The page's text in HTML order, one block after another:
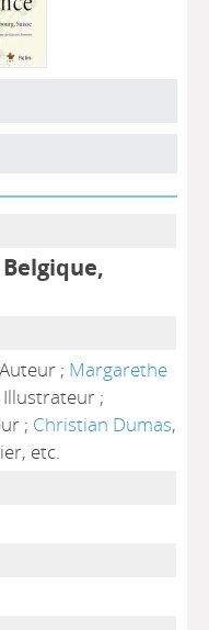
; Margarethe
Illustrateur ;
; Christian Dumas,
etc.